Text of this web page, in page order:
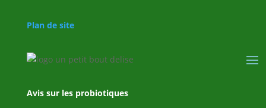
Plan de site
Avis sur les probiotiques